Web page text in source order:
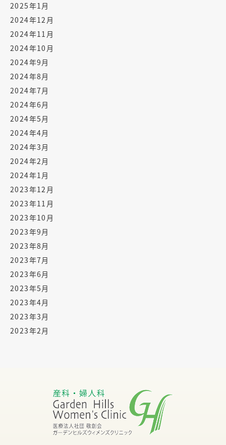
2025年1月
2024年12月
2024年11月
2024年10月
2024年9月
2024年8月
2024年7月
2024年6月
2024年5月
2024年4月
2024年3月
2024年2月
2024年1月
2023年12月
2023年11月
2023年10月
2023年9月
2023年8月
2023年7月
2023年6月
2023年5月
2023年4月
2023年3月
2023年2月